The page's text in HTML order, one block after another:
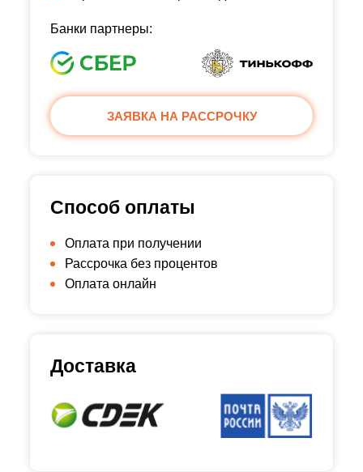
Банки партнеры:
ЗАЯВКА НА РАССРОЧКУ
Способ оплаты
Оплата при получении
Рассрочка без процентов
Оплата онлайн
Доставка